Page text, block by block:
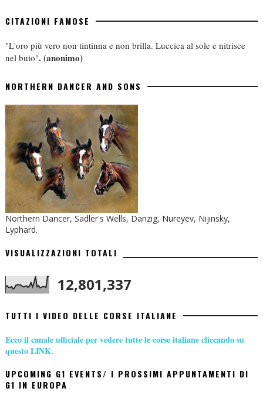
CITAZIONI FAMOSE
"L'oro più vero non tintinna e non brilla. Luccica al sole e nitrisce
nel buio". (anonimo)
NORTHERN DANCER AND SONS
Northern Dancer, Sadler's Wells, Danzig, Nureyev, Nijinsky,
Lyphard.
VISUALIZZAZIONI TOTALI
12,801,337
TUTTI I VIDEO DELLE CORSE ITALIANE
Ecco il canale ufficiale per vedere tutte le corse italiane cliccando su
questo LINK.
UPCOMING G1 EVENTS/ I PROSSIMI APPUNTAMENTI DI
G1 IN EUROPA